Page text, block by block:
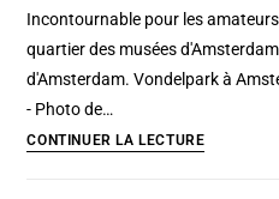
Incontournable pour les
quartier des musées
d'Amsterdam. Vondelpark à
- Photo de…
CONTINUER LA LECTUREQuartier